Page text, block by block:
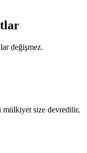
değişmez.
mülkiyet size devredilir,